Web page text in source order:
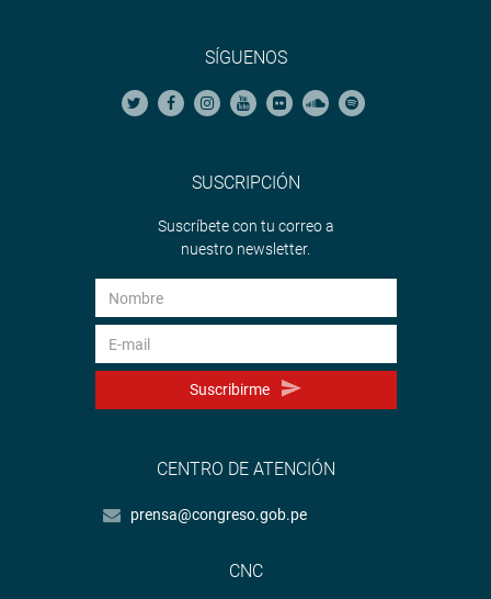
SÍGUENOS
SUSCRIPCIÓN
Suscríbete con tu correo a
nuestro newsletter.
Suscribirme
CENTRO DE ATENCIÓN
prensa@congreso.gob.pe
CNC